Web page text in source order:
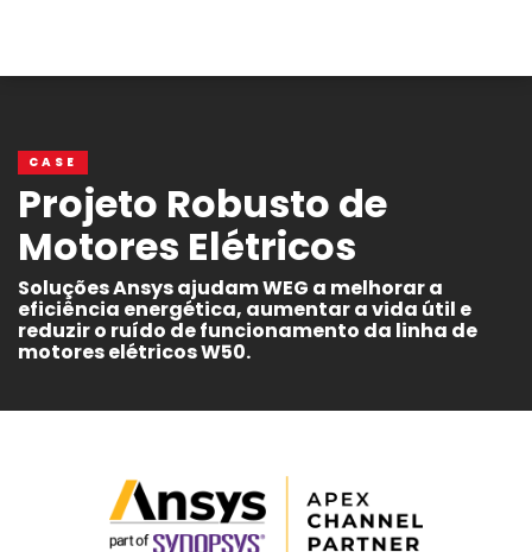
CASE
Projeto Robusto de
Motores Elétricos
Soluções Ansys ajudam WEG a melhorar a
eficiência energética, aumentar a vida útil e
reduzir o ruído de funcionamento da linha de
motores elétricos W50.